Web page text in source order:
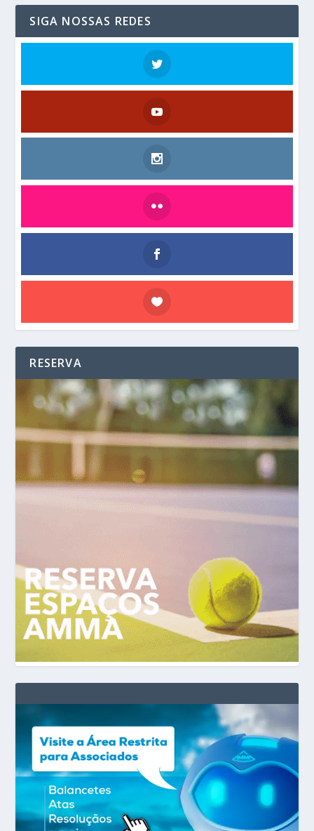
SIGA NOSSAS REDES
RESERVA